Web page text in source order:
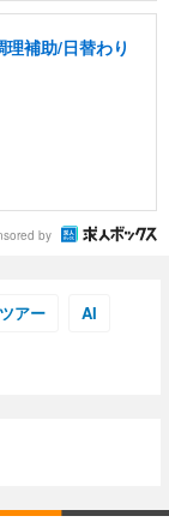
補助/日替わり
by
アー AI